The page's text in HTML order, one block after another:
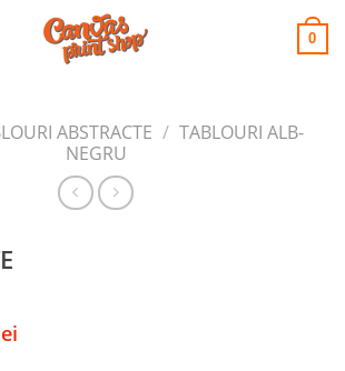
CANVAS
PRINT SHOP 0
ABSTRACTE / TABLOURI ALB-
NEGRU